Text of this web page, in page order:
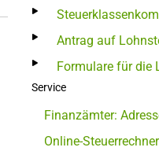
Antrag auf
Formulare für die
Service
Finanzämter:
Online-Steuerrechner